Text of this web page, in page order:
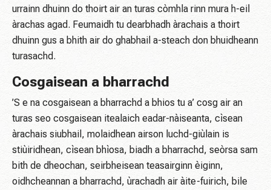
urrainn dhuinn do thoirt air an turas còmhla rinn mura h-eil
àrachas agad. Feumaidh tu dearbhadh àrachais a thoirt
dhuinn gus a bhith air do ghabhail a-steach don bhuidheann
turasachd.
Cosgaisean a bharrachd
’S e na cosgaisean a bharrachd a bhios tu a’ cosg air an
turas seo cosgaisean itealaich eadar-nàiseanta, cìsean
àrachais siubhail, molaidhean airson luchd-giùlain is
stiùiridhean, cìsean bhìosa, biadh a bharrachd, seòrsa sam
bith de dheochan, seirbheisean teasairginn èiginn,
oidhcheannan a bharrachd, ùrachadh air àite-fuirich, bile